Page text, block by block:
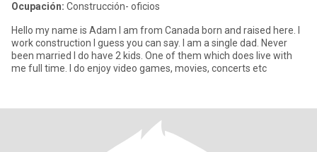
Ocupación: Construcción- oficios
Hello my name is Adam I am from Canada born and raised here. I
work construction I guess you can say. I am a single dad. Never
been married I do have 2 kids. One of them which does live with
me full time. I do enjoy video games, movies, concerts etc